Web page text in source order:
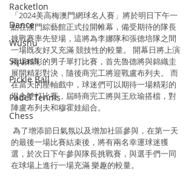
Racketlon
Dance
Wushu
Squash
Pickle Ball
Padel Tennis
Chess
「2024美高梅澳門網球名人賽」將於明日下午一
點在澳門綜藝館正式拉開帷幕，備受期待的隊長
挑戰賽率先登場，這將為李娜隊和張德培隊之間
一場既友好又充滿 競技性的較量。 開幕日將上演
兩場精彩的男子單打比賽，首先魯德將與錦織圭
展開精彩對決，隨後商完工將迎戰盧布列夫。 而
在當天的壓軸戲中，球迷們可以期待一場精彩的
混合雙打比賽，屆時商完工將與王欣瑜搭檔，對
陣盧布列夫和穆霍娃組合。
為了增添節日氣氛以及增加社區參與，在第一天
的最後一場比賽結束後，將有兩名幸運球迷獲
選，於次日下午參與隊長挑戰賽，與選手們一同
在球場上進行一場充滿 樂趣的較量。